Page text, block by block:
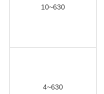
10~630
4~630